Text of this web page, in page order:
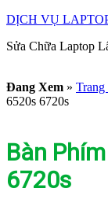
DỊCH VỤ
Sửa Chữa Laptop
Đang Xem » Trang
6520s 6720s
Bàn
6720s